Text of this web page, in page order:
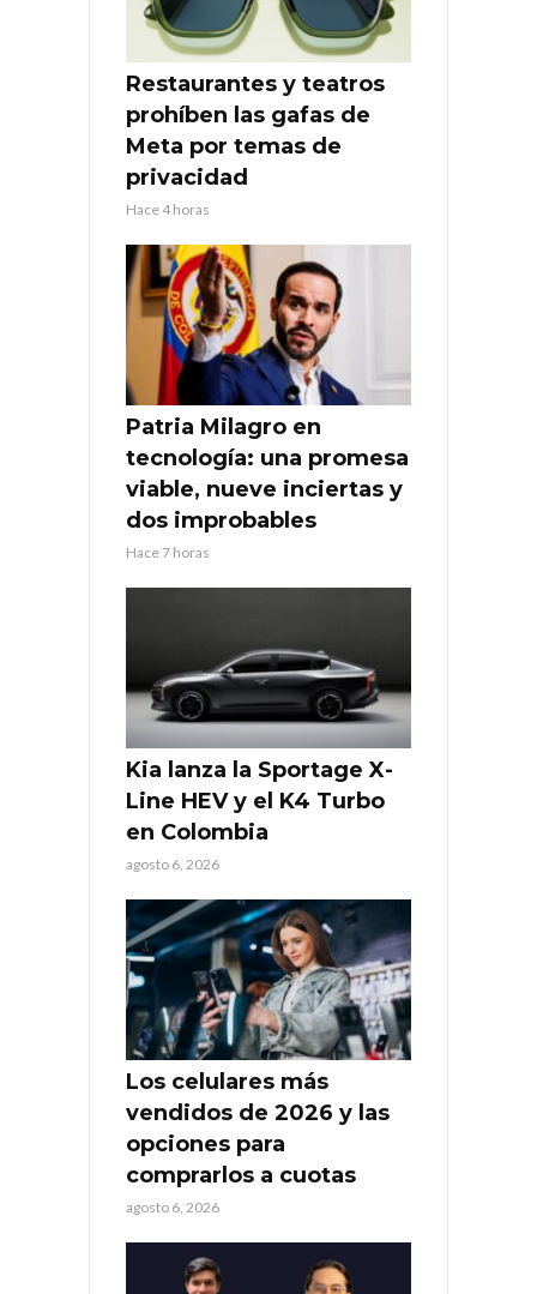
Restaurantes y teatros
prohíben las gafas de
Meta por temas de
privacidad
Hace 4 horas
Patria Milagro en
tecnología: una promesa
viable, nueve inciertas y
dos improbables
Hace 7 horas
Kia lanza la Sportage X-
Line HEV y el K4 Turbo
en Colombia
agosto 6, 2026
Los celulares más
vendidos de 2026 y las
opciones para
comprarlos a cuotas
agosto 6, 2026